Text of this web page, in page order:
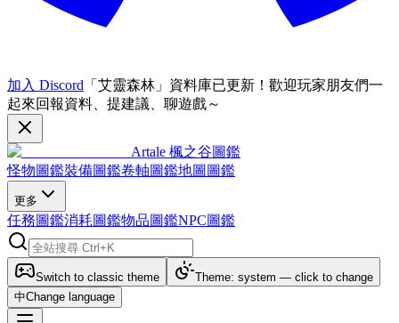
加入 Discord 「艾靈森林」資料庫已更新！歡迎玩家朋友們一
起來回報資料、提建議、聊遊戲～
Artale 楓之谷圖鑑
怪物圖鑑裝備圖鑑卷軸圖鑑地圖圖鑑
更多
任務圖鑑消耗圖鑑物品圖鑑NPC圖鑑
Switch to classic theme
Theme: system — click to change
中Change language